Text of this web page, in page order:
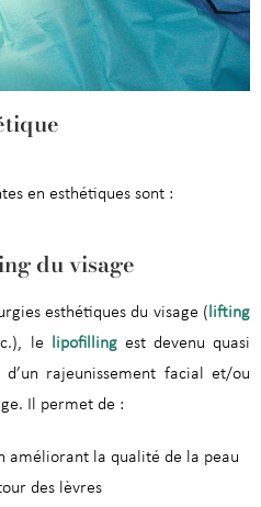
en esthétiques sont :
du visage
esthétiques du visage ( lifting
le lipofilling est devenu quasi
rajeunissement facial et/ou
Il permet de :
améliorant la qualité de la peau
des lèvres